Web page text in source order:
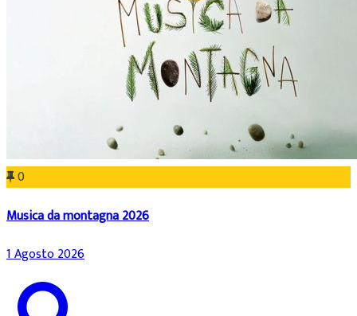
0
Musica da montagna 2026
1 Agosto 2026